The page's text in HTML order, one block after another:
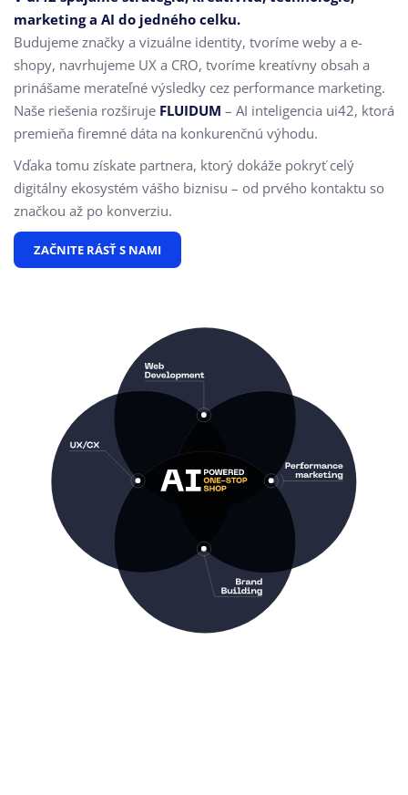
marketing a AI do jedného celku.
Budujeme značky a vizuálne identity, tvoríme weby a e-
shopy, navrhujeme UX a CRO, tvoríme kreatívny obsah a
prinášame merateľné výsledky cez performance marketing.
Naše riešenia rozširuje FLUIDUM – AI inteligencia ui42, ktorá
premieňa firemné dáta na konkurenčnú výhodu.
Vďaka tomu získate partnera, ktorý dokáže pokryť celý
digitálny ekosystém vášho biznisu – od prvého kontaktu so
značkou až po konverziu.
ZAČNITE RÁSŤ S NAMI